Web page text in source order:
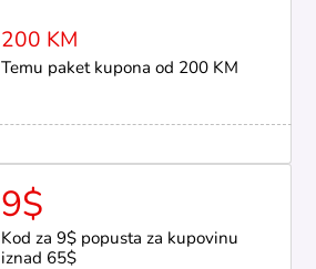
200 KM
Temu paket kupona od 200 KM
9$
Kod za 9$ popusta za kupovinu
iznad 65$